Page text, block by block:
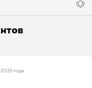
2019 года